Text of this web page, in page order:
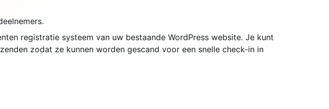
registratie systeem van uw bestaande WordPress website. Je kunt
zodat ze kunnen worden gescand voor een snelle check-in in